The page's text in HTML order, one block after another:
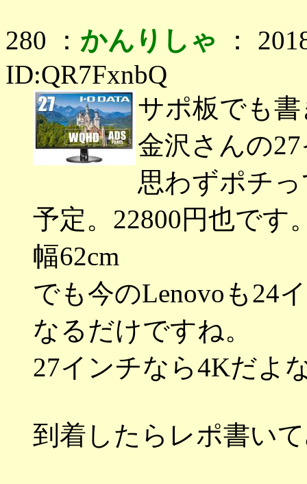
280 ： かんりしゃ ：
ID:QR7FxnbQ
サポ板でも
金沢さんの
思わずポチ
予定。22800円也です
幅62cm
でも今のLenovoも24
なるだけですね。
27インチなら4Kだよ
到着したらレポ書い